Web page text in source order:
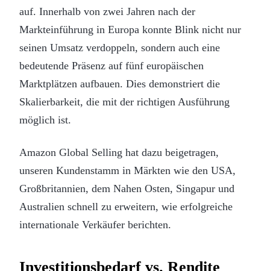
auf. Innerhalb von zwei Jahren nach der
Markteinführung in Europa konnte Blink nicht nur
seinen Umsatz verdoppeln, sondern auch eine
bedeutende Präsenz auf fünf europäischen
Marktplätzen aufbauen. Dies demonstriert die
Skalierbarkeit, die mit der richtigen Ausführung
möglich ist.
Amazon Global Selling hat dazu beigetragen,
unseren Kundenstamm in Märkten wie den USA,
Großbritannien, dem Nahen Osten, Singapur und
Australien schnell zu erweitern, wie erfolgreiche
internationale Verkäufer berichten.
Investitionsbedarf vs. Rendite